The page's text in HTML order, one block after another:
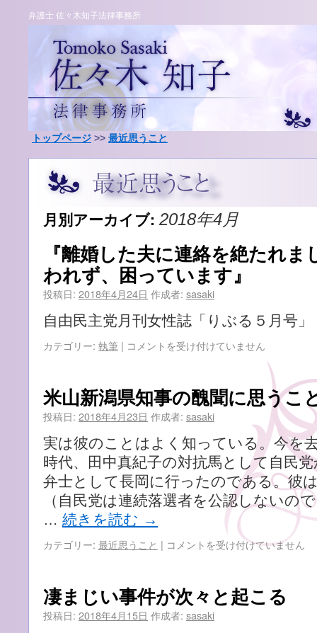
弁護士 佐々木知子法律事務所
トップページ >> 最近思うこと
月別アーカイブ: 2018年4月
『離婚した夫に連絡を絶たれ
われず、困っています』
投稿日: 2018年4月24日 作成者: sasaki
自由民主党月刊女性誌「りぶる５月号」
カテゴリー: 執筆 | 『離
た
夫
に
絡
を
絶
た
れ
ま
し
た。
費
が
払
コメントを受け付けていません
米山新潟県知事の醜聞に思うこ
投稿日: 2018年4月23日 作成者: sasaki
実は彼のことはよく知っている。今を
時代、田中真紀子の対抗馬として自民
弁士として長岡に行ったのである。彼
（自民党は連続落選者を公認しないの
… 続きを読む →
カテゴリー: 最近思うこと | 米
潟
県
知
コメントを受け付けていません
凄まじい事件が次々と起こる
投稿日: 2018年4月15日 作成者: sasaki